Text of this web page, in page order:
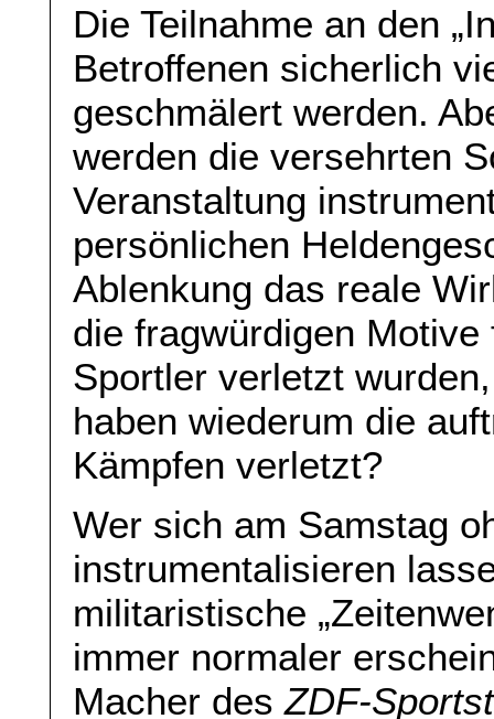
Die Teilnahme an den
Betroffenen sicherlich
geschmälert werden.
werden die versehrten
Veranstaltung
persönlichen
Ablenkung das reale
die fragwürdigen
Sportler verletzt
haben wiederum die
Kämpfen verletzt?
Wer sich am Samstag
instrumentalisieren
militaristische
immer normaler
Macher desZDF-